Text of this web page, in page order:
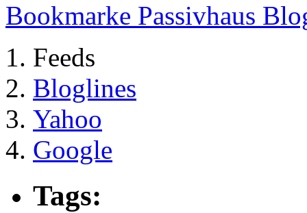
Bookmarke Passivhaus
Feeds
Bloglines
Yahoo
Google
Tags: